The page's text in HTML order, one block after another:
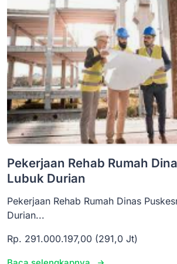
Pekerjaan Rehab Rumah
Lubuk Durian
Pekerjaan Rehab Rumah Dinas
Durian...
Rp. 291.000.197,00 (291,0 Jt)